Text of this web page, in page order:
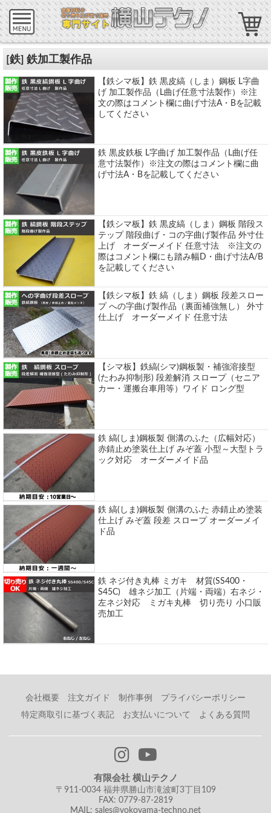
[鉄] 鉄加工製作品
【鉄シマ板】鉄 黒皮縞（しま）鋼板 L字曲
げ 加工製作品（L曲げ任意寸法製作）※注
文の際はコメント欄に曲げ寸法A・Bを記載
してください
鉄 黒皮鉄板 L字曲げ 加工製作品（L曲げ任
意寸法製作）※注文の際はコメント欄に曲
げ寸法A・Bを記載してください
【鉄シマ板】鉄 黒皮縞（しま）鋼板 階段ス
テップ 階段曲げ・コの字曲げ製作品 外寸仕
上げ オーダーメイド 任意寸法 ※注文の
際はコメント欄にも踏み幅D・曲げ寸法A/B
を記載してください
【鉄シマ板】鉄 縞（しま）鋼板 段差スロー
プ への字曲げ製作品（裏面補強無し） 外寸
仕上げ オーダーメイド 任意寸法
【シマ板】鉄縞(シマ)鋼板製・補強溶接型
(たわみ抑制形) 段差解消 スロープ（セニア
カー・運搬台車用等）ワイド ロング型
鉄 縞(しま)鋼板製 側溝のふた（広幅対応）
赤錆止め塗装仕上げ みぞ蓋 小型～大型トラ
ック対応 オーダーメイド品
鉄 縞(しま)鋼板製 側溝のふた 赤錆止め塗装
仕上げ みぞ蓋 段差 スロープ オーダーメイ
ド品
鉄 ネジ付き丸棒 ミガキ 材質(SS400・
S45C) 雄ネジ加工（片端・両端）右ネジ・
左ネジ対応 ミガキ丸棒 切り売り 小口販
売加工
会社概要 注文ガイド 制作事例
プライバシーポリシー
特定商取引に基づく表記
お支払いについて よくある質問
有限会社 横山テクノ
〒911-0034 福井県勝山市滝波町3丁目109
FAX: 0779-87-2819
MAIL: sales@yokoyama-techno.net